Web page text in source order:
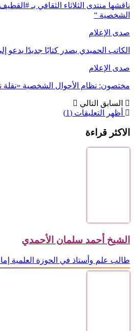
ناقشها منتدى الثلاثاء الثقافي بـ
الشخصية “
صدى الإعلام
الكاتب الحميدي يصدر كتابًا جديدًا يدعو
صدى الإعلام
مختصون: نظام الأحوال الشخصية «نقلة
السابق التالي
أظهر التعليقات (1)
الاكثر قراءة
الشيخ أحمد سلمان الأحمدي
طالب علم وأستاذ في الحوزة العلمية